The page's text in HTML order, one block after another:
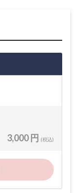
3,000 円 (税込)